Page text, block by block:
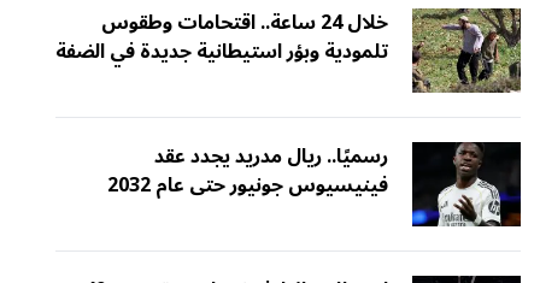
خلال 24 ساعة.. اقتحامات وطقوس
تلمودية وبؤر استيطانية جديدة في الضفة
رسميًا.. ريال مدريد يجدد عقد
فينيسيوس جونيور حتى عام 2032